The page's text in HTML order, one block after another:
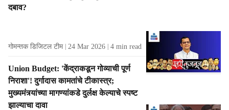
a
s
l
t
s
दबाव?
गोमन्तक डिजिटल टीम 24 Mar 2026 4 min read
Union Budget: 'केंद्राकडून गोव्‍याची पूर्ण
निराशा'! दुर्गादास कामतांचे टीकास्त्र;
मुख्‍यमंत्र्यांच्‍या मागण्‍यांकडे दुर्लक्ष केल्‍याचे स्‍पष्‍ट
झाल्‍याचा दावा